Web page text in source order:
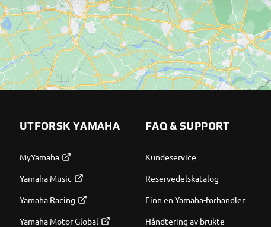
UTFORSK YAMAHA
MyYamaha
Yamaha Music
Yamaha Racing
Yamaha Motor Global
FAQ & SUPPORT
Kundeservice
Reservedelskatalog
Finn en Yamaha-forhandler
Håndtering av brukte